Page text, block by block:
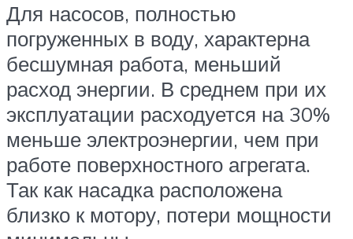
Для насосов, полностью
погруженных в воду, характерна
бесшумная работа, меньший
расход энергии. В среднем при их
эксплуатации расходуется на 30%
меньше электроэнергии, чем при
работе поверхностного агрегата.
Так как насадка расположена
близко к мотору, потери мощности